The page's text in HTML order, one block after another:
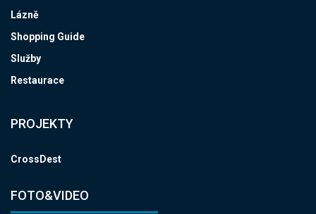
Lázně
Shopping Guide
Služby
Restaurace
PROJEKTY
CrossDest
FOTO&VIDEO